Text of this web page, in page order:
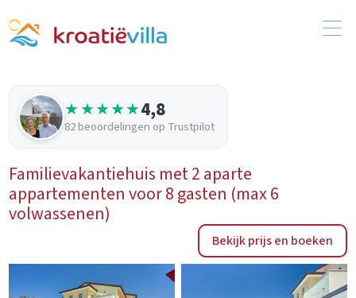
★★★★★4,8
82 beoordelingen op Trustpilot
Familievakantiehuis met 2 aparte
appartementen voor 8 gasten (max 6
volwassenen)
Bekijk prijs en boeken